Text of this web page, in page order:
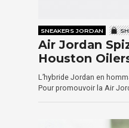
SNEAKERS JORDAN
Air Jordan
Houston
L’hybride Jordan en
Pour promouvoir la Air